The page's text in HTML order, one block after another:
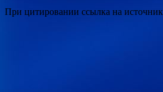
При цитировании ссылка на источник